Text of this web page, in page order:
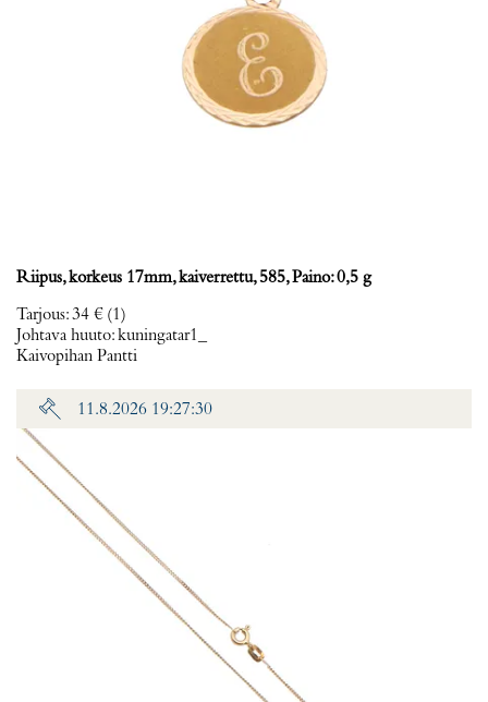
Riipus, korkeus 17mm, kaiverrettu, 585, Paino: 0,5 g
Tarjous:34 € (1)
Johtava huuto:kuningatar1_
Kaivopihan Pantti
11.8.2026 19:27:30